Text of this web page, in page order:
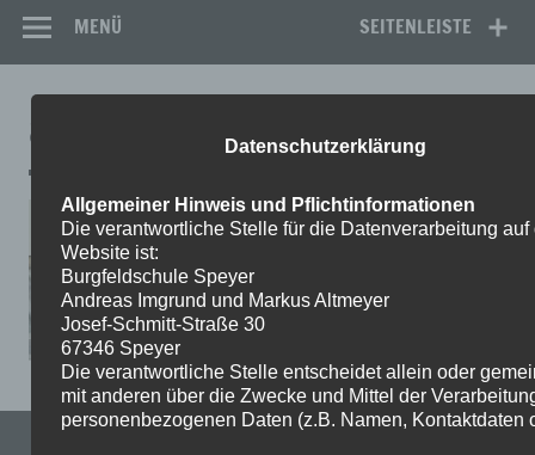
SEITENLEISTE
MENÜ
8-2 Datenschutzerklärung
Allgemeiner Hinweis und Pflichtinformationen
Die verantwortliche Stelle für die Datenverarbeitung auf
Website ist:
Burgfeldschule Speyer
Andreas Imgrund und Markus Altmeyer
Josef-Schmitt-Straße 30
67346 Speyer
Die verantwortliche Stelle entscheidet allein oder
mit anderen über die Zwecke und Mittel der
personenbezogenen Daten (z.B. Namen, Kontaktdaten